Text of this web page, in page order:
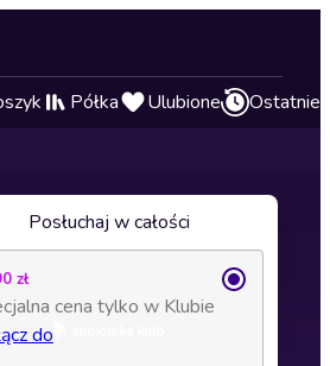
Półka Ulubione Ostatnie
Posłuchaj w całości
zł
cena tylko w Klubie
do